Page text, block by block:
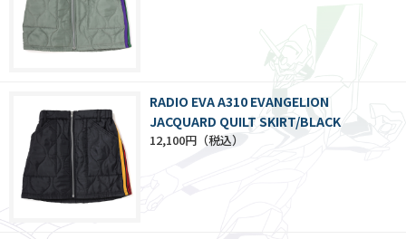
RADIO EVA A310 EVANGELION
JACQUARD QUILT SKIRT/BLACK
12,100円